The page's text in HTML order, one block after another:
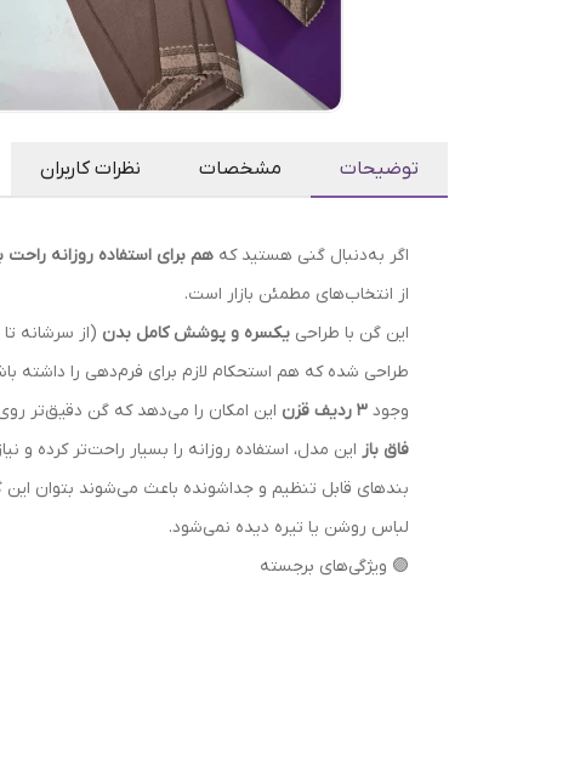
توضیحات مشخصات نظرات کاربران
اگر به‌دنبال گنی هستید که هم برای استفاده روزانه راحت
از انتخاب‌های مطمئن بازار است.
این گن با طراحی یکسره و پوشش کامل بدن (از سرشانه
طراحی شده که هم استحکام لازم برای فرم‌دهی را داشته
وجود ۳ ردیف قزن
این امکان را می‌دهد که گن دقیق‌تر
فاق باز این مدل، استفاده روزانه را بسیار راحت‌تر کرده
بندهای قابل تنظیم و جداشونده باعث می‌شوند بتوان این
لباس روشن یا تیره دیده نمی‌شود.
🟣 ویژگی‌های برجسته